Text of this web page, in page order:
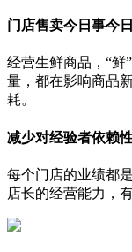
门店售卖今日事今
经营生鲜商品，“鲜
量，都在影响商品
耗。
减少对经验者依赖
每个门店的业绩都
店长的经营能力，